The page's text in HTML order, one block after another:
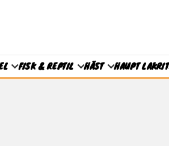
FISK & REPTIL HÄST HAUPT